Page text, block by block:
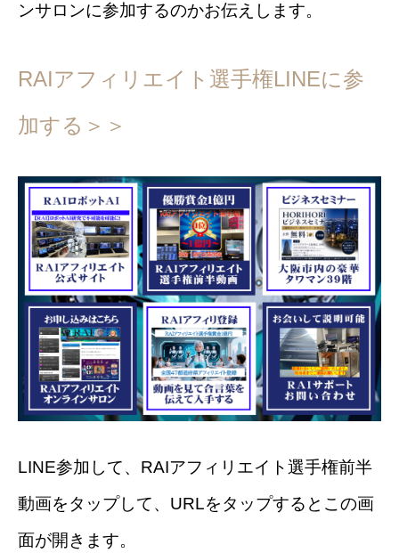
ンサロンに参加するのかお伝えします。
RAIアフィリエイト選手権LINEに参
加する＞＞
LINE参加して、RAIアフィリエイト選手権前半
動画をタップして、URLをタップするとこの画
面が開きます。